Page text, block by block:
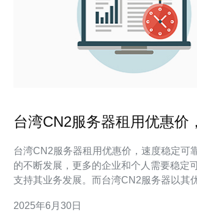
台湾CN2服务器租用优惠价
台湾CN2服务器租用优惠价，速度稳定可靠 随着互联
的不断发展，更多的企业和个人需要稳定
支持其业务发展。而台湾CN2服务器以其
优势和租用方式。 台湾CN2服务器拥有多个优势，首先
2025年6月30日